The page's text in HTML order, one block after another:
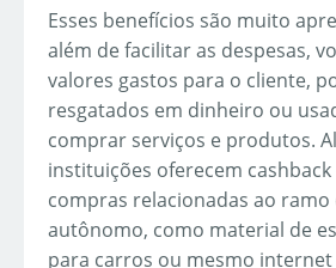
Esses benefícios são muito
além de facilitar as despesas,
valores gastos para o cliente,
resgatados em dinheiro ou
comprar serviços e produtos.
instituições oferecem
compras relacionadas ao ramo
autônomo, como material de
para carros ou mesmo internet